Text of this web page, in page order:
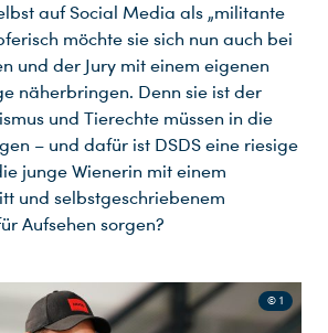
auf Social Media als „militante
möchte sie sich nun auch bei
und der Jury mit einem eigenen
näherbringen. Denn sie ist der
und Tierechte müssen in die
– und dafür ist DSDS eine riesige
junge Wienerin mit einem
und selbstgeschriebenem
Aufsehen sorgen?
© 1